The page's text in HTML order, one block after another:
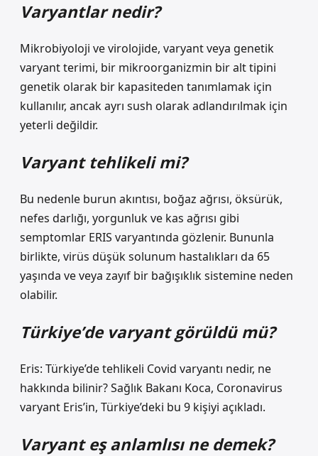
Varyantlar nedir?
Mikrobiyoloji ve virolojide, varyant veya genetik
varyant terimi, bir mikroorganizmin bir alt tipini
genetik olarak bir kapasiteden tanımlamak için
kullanılır, ancak ayrı sush olarak adlandırılmak için
yeterli değildir.
Varyant tehlikeli mi?
Bu nedenle burun akıntısı, boğaz ağrısı, öksürük,
nefes darlığı, yorgunluk ve kas ağrısı gibi
semptomlar ERIS varyantında gözlenir. Bununla
birlikte, virüs düşük solunum hastalıkları da 65
yaşında ve veya zayıf bir bağışıklık sistemine neden
olabilir.
Türkiye’de varyant görüldü mü?
Eris: Türkiye’de tehlikeli Covid varyantı nedir, ne
hakkında bilinir? Sağlık Bakanı Koca, Coronavirus
varyant Eris’in, Türkiye’deki bu 9 kişiyi açıkladı.
Varyant eş anlamlısı ne demek?